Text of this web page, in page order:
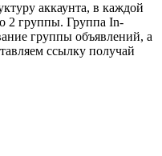
аккаунта, в каждой
2 группы. Группа In-
группы объявлений, а
ссылку получай